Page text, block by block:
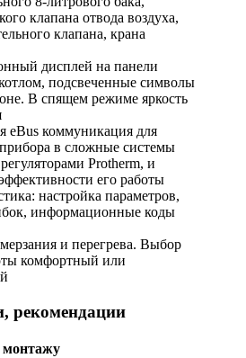
клапана отвода воздуха,
клапана, крана
дисплей на панели
подсвеченные символы
В спящем режиме яркость
eBus коммуникация для
в сложные системы
Protherm, и
его работы
настройка параметров,
информационные коды
и перегрева. Выбор
комфортный или
рекомендации
монтажу